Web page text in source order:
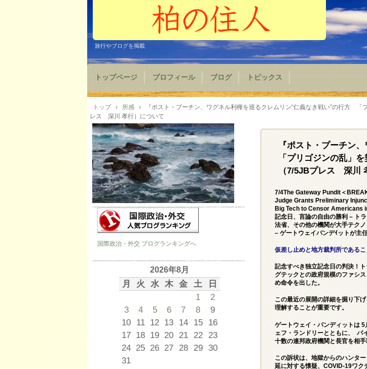
旅行やブログを掲載
トップページ プロフィール ブログ トピックス
トップ › 所感 ›
『ポスト・プーチン、ワグネル利権を巡るクレムリン“仁義なき戦い”の行方
レス 深川 孝行）について
『ポスト・プーチン
「プリゴジンの乱」
（7/5JBプレス 深川
7/4The Gateway Pundit＜
Judge Grants Preliminary
Big Tech to Censor Americans
記念日、言論の自由の勝利 – ト
法省、その他の機関が大手テク
– ゲートウェイパンデｲットが主
仮差し止めと地方裁判所である
記念すべき独立記念日の判決！
グテックとの政府規模のファシ
め命令を出した。
この最近の展開の詳細を掘り下
理解することが重要です。
ゲートウェイ・パンディットは
ェフ・ランドリーとともに、 バ
十数の連邦政府機関と長官を相手
この訴状は、地獄からのハンタ
延に対する懐疑、COVID-19ワク
国際政治・外交 ブログランキングへ
2026年8月
月 火 水 木 金 土
日
1
2
3
4 5 6 7 8
9
10 11 12 13 14 15
16
17 18 19 20 21 22
23
24 25 26 27 28 29 30
31